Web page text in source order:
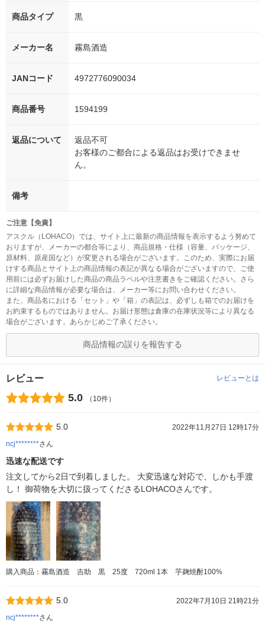
商品タイプ 黒
メーカー名 霧島酒造
JANコード 4972776090034
商品番号 1594199
返品について
返品不可
お客様のご都合による返品はお受けできませ
ん。
備考
ご注意【免責】
アスクル（LOHACO）では、サイト上に最新の商品情報を表示するよう努めて
おりますが、メーカーの都合等により、商品規格・仕様（容量、パッケージ、
原材料、原産国など）が変更される場合がございます。このため、実際にお届
けする商品とサイト上の商品情報の表記が異なる場合がございますので、ご使
用前には必ずお届けした商品の商品ラベルや注意書きをご確認ください。さら
に詳細な商品情報が必要な場合は、メーカー等にお問い合わせください。
また、商品名における「セット」や「箱」の表記は、必ずしも箱でのお届けを
お約束するものではありません。お届け形態は倉庫の在庫状況等により異なる
場合がございます。あらかじめご了承ください。
商品情報の誤りを報告する
レビュー レビューとは
5.0 （10件）
5.0
2022年11月27日 12時17分
ncj********さん
迅速な配送です
注文してから2日で到着しました。 大変迅速な対応で、しかも手渡
し！ 御荷物を大切に扱ってくださるLOHACOさんです。
購入商品：霧島酒造 吉助 黒 25度 720ml 1本 芋麹焼酎100%
5.0
2022年7月10日 21時21分
ncj********さん